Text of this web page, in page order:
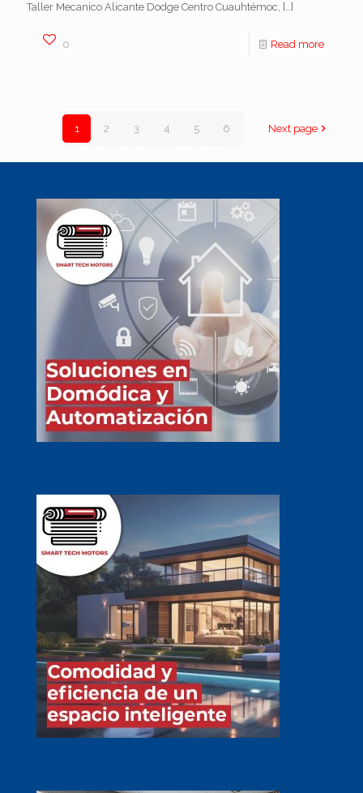
Taller Mecanico Alicante Dodge Centro Cuauhtémoc, […]
0 Read more
1 2 3 4 5 6 Next page